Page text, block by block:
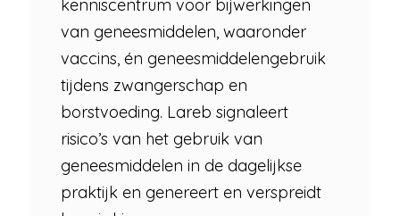
kenniscentrum voor bijwerkingen
van geneesmiddelen, waaronder
vaccins, én geneesmiddelengebruik
tijdens zwangerschap en
borstvoeding. Lareb signaleert
risico’s van het gebruik van
geneesmiddelen in de dagelijkse
praktijk en genereert en verspreidt